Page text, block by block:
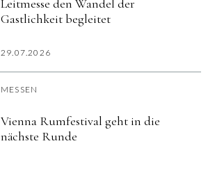
Leitmesse den Wandel der
Gastlichkeit begleitet
29.07.2026
MESSEN
Vienna Rumfestival geht in die
nächste Runde